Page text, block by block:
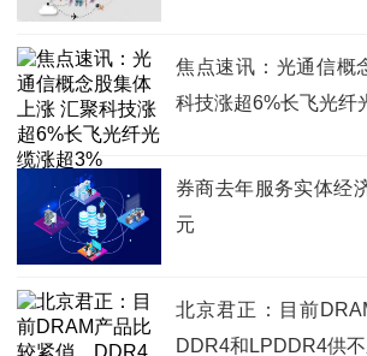
焦点速讯：光通信概
科技涨超6%长飞光纤
券商去年服务实体经
元
北京君正：目前
DDR4和LPDDR4供